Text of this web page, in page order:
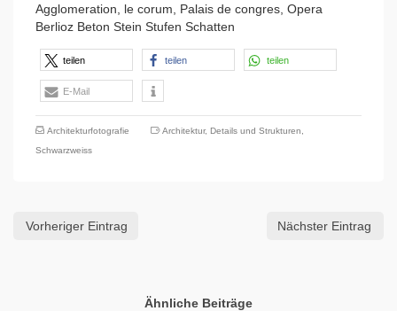
Agglomeration, le corum, Palais de congres, Opera
Berlioz Beton Stein Stufen Schatten
teilen teilen teilen
E-Mail
Architekturfotografie Architektur, Details und Strukturen
Schwarzweiss
Vorheriger Eintrag Nächster Eintrag
Ähnliche Beiträge